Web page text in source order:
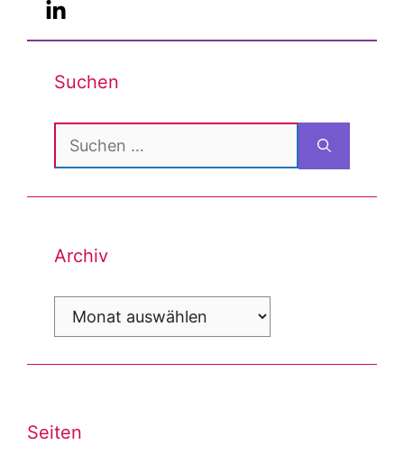
Suchen
Suchen
nach:
Archiv
Archiv
Seiten